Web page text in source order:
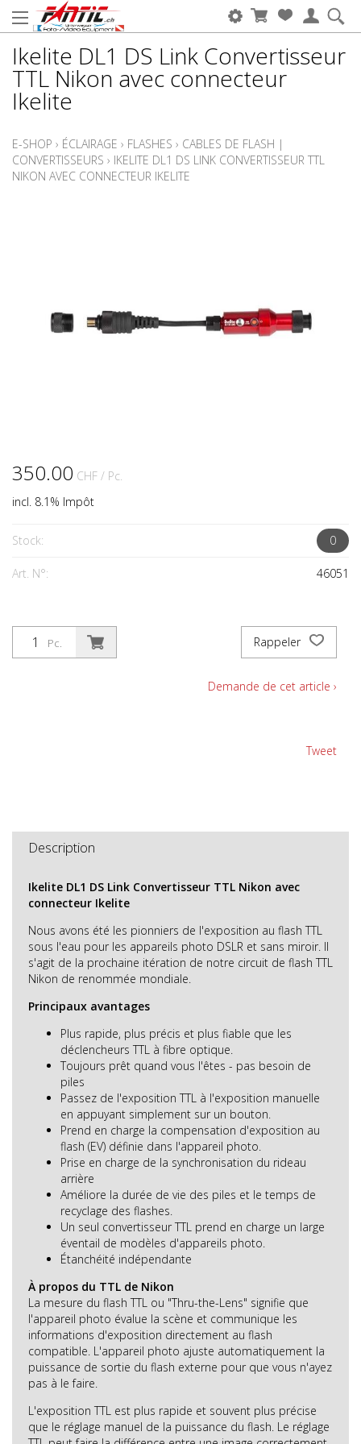
Ikelite DL1 DS Link Convertisseur
TTL Nikon avec connecteur
Ikelite
E-SHOP › ÉCLAIRAGE › FLASHES › CABLES DE FLASH |
CONVERTISSEURS › IKELITE DL1 DS LINK CONVERTISSEUR TTL
NIKON AVEC CONNECTEUR IKELITE
350.00 CHF / Pc.
incl. 8.1% Impôt
Stock: 0
Art. N°: 46051
Pc. Rappeler
Demande de cet article ›
Tweet
Description
Ikelite DL1 DS Link Convertisseur TTL Nikon avec
connecteur Ikelite
Nous avons été les pionniers de l'exposition au flash TTL
sous l'eau pour les appareils photo DSLR et sans miroir. Il
s'agit de la prochaine itération de notre circuit de flash TTL
Nikon de renommée mondiale.
Principaux avantages
Plus rapide, plus précis et plus fiable que les
déclencheurs TTL à fibre optique.
Toujours prêt quand vous l'êtes - pas besoin de
piles
Passez de l'exposition TTL à l'exposition manuelle
en appuyant simplement sur un bouton.
Prend en charge la compensation d'exposition au
flash (EV) définie dans l'appareil photo.
Prise en charge de la synchronisation du rideau
arrière
Améliore la durée de vie des piles et le temps de
recyclage des flashes.
Un seul convertisseur TTL prend en charge un large
éventail de modèles d'appareils photo.
Étanchéité indépendante
À propos du TTL de Nikon
La mesure du flash TTL ou "Thru-the-Lens" signifie que
l'appareil photo évalue la scène et communique les
informations d'exposition directement au flash
compatible. L'appareil photo ajuste automatiquement la
puissance de sortie du flash externe pour que vous n'ayez
pas à le faire.
L'exposition TTL est plus rapide et souvent plus précise
que le réglage manuel de la puissance du flash. Le réglage